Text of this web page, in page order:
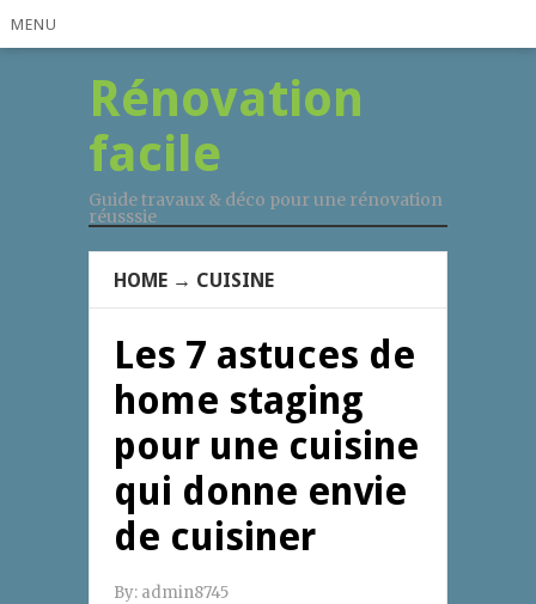
MENU
Rénovation
facile
Guide travaux & déco pour une rénovation
réusssie
HOME → CUISINE
Les 7 astuces de
home staging
pour une cuisine
qui donne envie
de cuisiner
By: admin8745